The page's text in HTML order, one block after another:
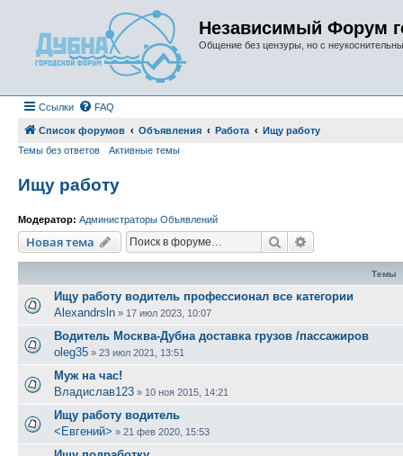
Независимый Форум
Общение без цензуры, но с
Ссылки FAQ
Список форумов Объявления Работа
Ищу работу
Темы без ответов
Активные темы
Ищу работу
Модератор: Администраторы Объявлений
Новая тема Поиск
Темы
Ищу работу водитель профессионал все категории
Alexandrsln » 17 июл 2023, 10:07
Водитель Москва-Дубна доставка грузов /пассажиров
oleg35 » 23 июл 2021, 13:51
Муж на час!
Владислав123 » 10 ноя 2015, 14:21
Ищу работу водитель
<Евгений> » 21 фев 2020, 15:53